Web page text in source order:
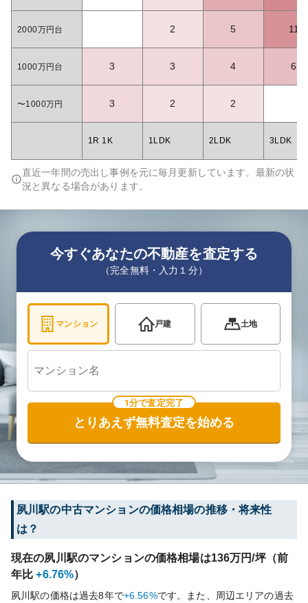
2000万円台 2 5 11
1000万円台 3 3 4 6
〜1000万円 3 2 2
1R 1K 1LDK 2LDK 3LDK
直近一年間の売出し事例を元に毎月更新しています。最新の状
況と異なる場合があります。
今すぐあなたの不動産を査定する
（完全無料・入力１分）
マンション 戸建 土地
1分で査定完了
とりあえず無料査定を始める
夙川駅の中古マンションの価格相場の推移・将来性
は？
現在の夙川駅のマンションの価格相場は136万円/坪（前
年比 +6.76%）
夙川駅の価格は過去8年で+6.56%です。
また、周辺エリアの過去